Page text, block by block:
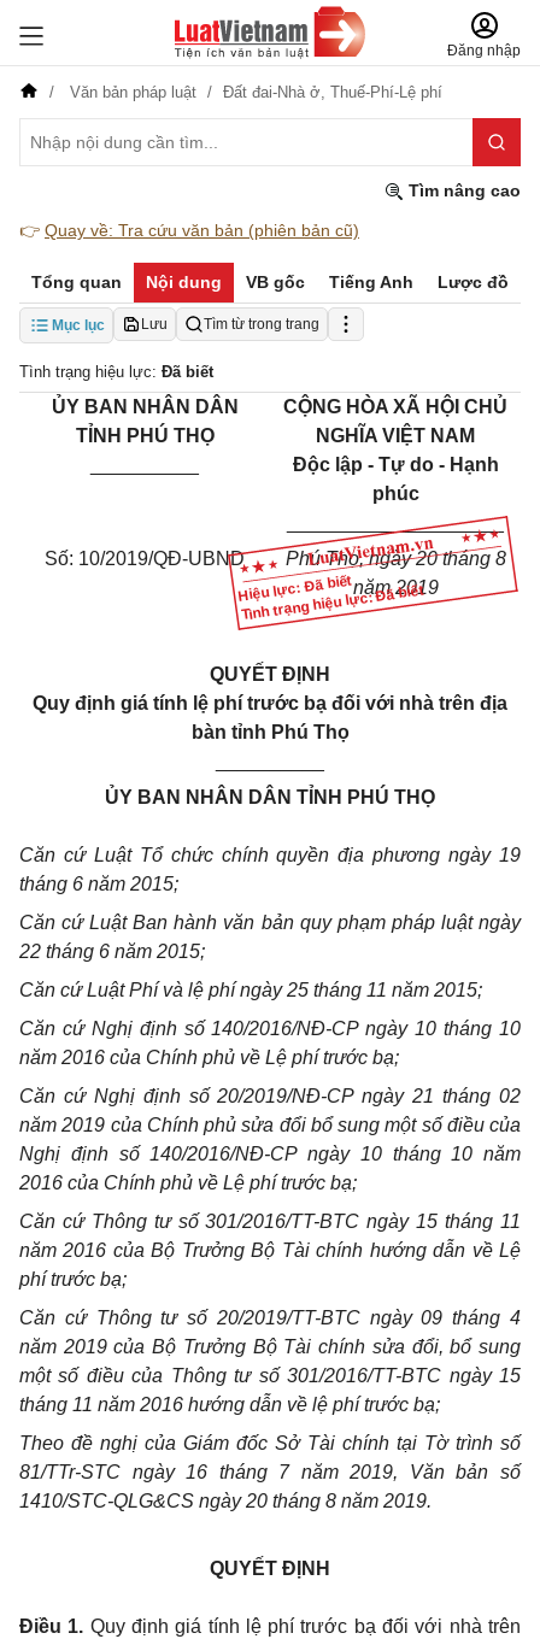
Đăng nhập
Văn bản pháp luật Đất đai-Nhà ở, Thuế-Phí-Lệ phí
Tìm nâng cao
👉 Quay về: Tra cứu văn bản (phiên bản cũ)
Tổng quan Nội dung VB gốc Tiếng Anh Lược đồ
Mục lục Lưu Tìm từ trong trang
Tình trạng hiệu lực: Đã biết
Hiệu lực: Đã biết
Tình trạng hiệu lực: Đã biết
ỦY BAN NHÂN DÂN
TỈNH PHÚ THỌ
CỘNG HÒA XÃ HỘI CHỦ
NGHĨA VIỆT NAM
Độc lập - Tự do - Hạnh
phúc
____________________
Số: 10/2019/QĐ-UBND
Phú Thọ, ngày 20 tháng 8
năm 2019
QUYẾT ĐỊNH
Quy định giá tính lệ phí trước bạ đối với nhà trên địa
bàn tỉnh Phú Thọ
ỦY BAN NHÂN DÂN TỈNH PHÚ THỌ
Căn cứ Luật Tổ chức chính quyền địa phương ngày 19
tháng 6 năm 2015;
Căn cứ Luật Ban hành văn bản quy phạm pháp luật ngày
22 tháng 6 năm 2015;
Căn cứ Luật Phí và lệ phí ngày 25 tháng 11 năm 2015;
Căn cứ Nghị định số 140/2016/NĐ-CP ngày 10 tháng 10
năm 2016 của Chính phủ về Lệ phí trước bạ;
Căn cứ Nghị định số 20/2019/NĐ-CP ngày 21 tháng 02
năm 2019 của Chính phủ sửa đổi bổ sung một số điều của
Nghị định số 140/2016/NĐ-CP ngày 10 tháng 10 năm
2016 của Chính phủ về Lệ phí trước bạ;
Căn cứ Thông tư số 301/2016/TT-BTC ngày 15 tháng 11
năm 2016 của Bộ Trưởng Bộ Tài chính hướng dẫn về Lệ
phí trước bạ;
Căn cứ Thông tư số 20/2019/TT-BTC ngày 09 tháng 4
năm 2019 của Bộ Trưởng Bộ Tài chính sửa đổi, bổ sung
một số điều của Thông tư số 301/2016/TT-BTC ngày 15
tháng 11 năm 2016 hướng dẫn về lệ phí trước bạ;
Theo đề nghị của Giám đốc Sở Tài chính tại Tờ trình số
81/TTr-STC ngày 16 tháng 7 năm 2019, Văn bản số
1410/STC-QLG&CS ngày 20 tháng 8 năm 2019.
QUYẾT ĐỊNH
Điều 1. Quy định giá tính lệ phí trước bạ đối với nhà trên